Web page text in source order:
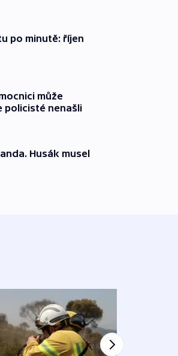
po minutě: říjen
může
policisté nenašli
Husák musel